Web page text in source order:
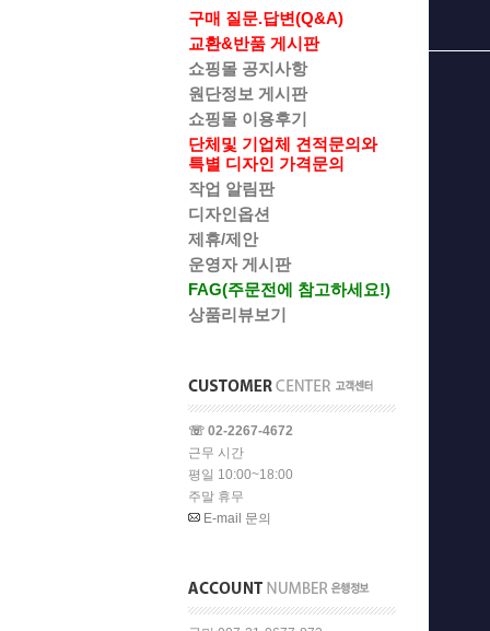
구매 질문.답변(Q&A)
교환&반품 게시판
쇼핑몰 공지사항
원단정보 게시판
쇼핑몰 이용후기
단체및 기업체 견적문의와
특별 디자인 가격문의
작업 알림판
디자인옵션
제휴/제안
운영자 게시판
FAG(주문전에 참고하세요!)
상품리뷰보기
☏ 02-2267-4672
근무 시간
평일 10:00~18:00
주말 휴무
E-mail 문의